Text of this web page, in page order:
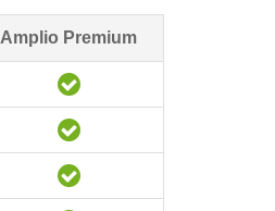
Amplio Premium